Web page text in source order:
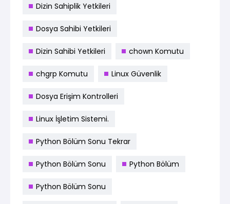
Dizin Sahiplik Yetkileri
Dosya Sahibi Yetkileri
Dizin Sahibi Yetkileri chown Komutu
chgrp Komutu Linux Güvenlik
Dosya Erişim Kontrolleri
Linux İşletim Sistemi.
Python Bölüm Sonu Tekrar
Python Bölüm Sonu Python Bölüm
Python Bölüm Sonu